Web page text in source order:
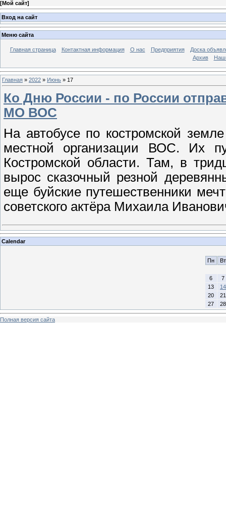
[Мой сайт]
Вход на сайт
Меню сайта
Главная страница Контактная информация О нас Предприятия
Доска
Архив
Главная » 2022 » Июнь » 17
Ко Дню России - по России
МО ВОС
На автобусе по костромской
местной организации ВОС. Их
Костромской области. Там, в
вырос сказочный резной
еще буйские путешественники
советского актёра Михаила
Calendar
Пн Вт
6
7
13
14
20
21
27
28
Полная версия сайта